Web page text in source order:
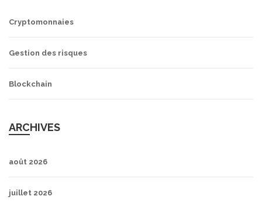
Cryptomonnaies
Gestion des risques
Blockchain
ARCHIVES
août 2026
juillet 2026